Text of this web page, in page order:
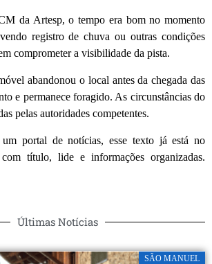
da Artesp, o tempo era bom no momento
registro de chuva ou outras condições
comprometer a visibilidade da pista.
abandonou o local antes da chegada das
e permanece foragido. As circunstâncias do
pelas autoridades competentes.
portal de notícias, esse texto já está no
título, lide e informações organizadas.
Últimas Notícias
SÃO MANUEL